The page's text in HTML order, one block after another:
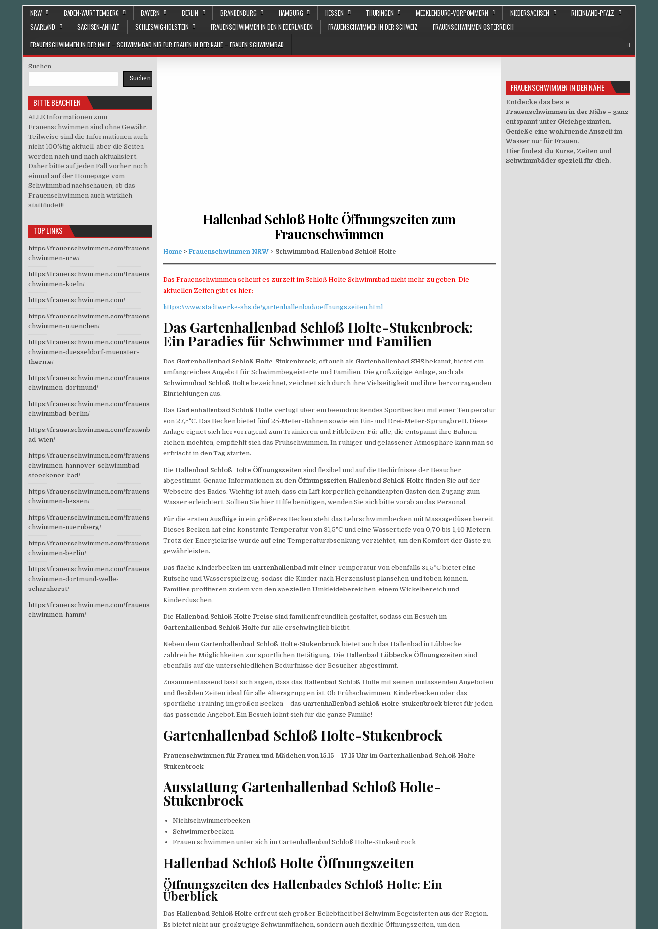
Skip to content
NRW BADEN-WÜRTTEMBERG BAYERN BERLIN BRANDENBURG HAMBURG HESSEN THÜRINGEN MECKLENBURG-VORPOMMERN NIEDERSACHSEN
RHEINLAND-PFALZ
SAARLAND
SACHSEN-ANHALT SCHLESWIG-HOLSTEIN FRAUENSCHWIMMEN IN DEN NIEDERLANDEN FRAUENSCHWIMMEN IN DER SCHWEIZ
FRAUENSCHWIMMEN ÖSTERREICH
FRAUENSCHWIMMEN IN DER NÄHE – SCHWIMMBAD NIR FÜR FRAUEN IN DER NÄHE – FRAUEN SCHWIMMBAD
Hallenbad Schloß Holte Öffnungszeiten zum
Frauenschwimmen
Home > Frauenschwimmen NRW> Schwimmbad Hallenbad Schloß Holte
Das Frauenschwimmen scheint es zurzeit im Schloß Holte Schwimmbad nicht mehr zu geben. Die
aktuellen Zeiten gibt es hier:
https://www.stadtwerke-shs.de/gartenhallenbad/oeffnungszeiten.html
Das Gartenhallenbad Schloß Holte-Stukenbrock:
Ein Paradies für Schwimmer und Familien
Das Gartenhallenbad Schloß Holte-Stukenbrock, oft auch als Gartenhallenbad SHSbekannt, bietet ein
umfangreiches Angebot für Schwimmbegeisterte und Familien. Die großzügige Anlage, auch als
Schwimmbad Schloß Holte bezeichnet, zeichnet sich durch ihre Vielseitigkeit und ihre hervorragenden
Einrichtungen aus.
Das Gartenhallenbad Schloß Holte verfügt über ein beeindruckendes Sportbecken mit einer Temperatur
von 27,5°C. Das Becken bietet fünf 25-Meter-Bahnen sowie ein Ein- und Drei-Meter-Sprungbrett. Diese
Anlage eignet sich hervorragend zum Trainieren und Fitbleiben. Für alle, die entspannt ihre Bahnen
ziehen möchten, empfiehlt sich das Frühschwimmen. In ruhiger und gelassener Atmosphäre kann man so
erfrischt in den Tag starten.
Die Hallenbad Schloß Holte Öffnungszeitensind flexibel und auf die Bedürfnisse der Besucher
abgestimmt. Genaue Informationen zu den Öffnungszeiten Hallenbad Schloß Holte finden Sie auf der
Webseite des Bades. Wichtig ist auch, dass ein Lift körperlich gehandicapten Gästen den Zugang zum
Wasser erleichtert. Sollten Sie hier Hilfe benötigen, wenden Sie sich bitte vorab an das Personal.
Für die ersten Ausflüge in ein größeres Becken steht das Lehrschwimmbecken mit Massagedüsen bereit.
Dieses Becken hat eine konstante Temperatur von 31,5°C und eine Wassertiefe von 0,70 bis 1,40 Metern.
Trotz der Energiekrise wurde auf eine Temperaturabsenkung verzichtet, um den Komfort der Gäste zu
gewährleisten.
Das flache Kinderbecken im Gartenhallenbadmit einer Temperatur von ebenfalls 31,5°C bietet eine
Rutsche und Wasserspielzeug, sodass die Kinder nach Herzenslust planschen und toben können.
Familien profitieren zudem von den speziellen Umkleidebereichen, einem Wickelbereich und
Kinderduschen.
Die Hallenbad Schloß Holte Preise sind familienfreundlich gestaltet, sodass ein Besuch im
Gartenhallenbad Schloß Holte für alle erschwinglich bleibt.
Neben dem Gartenhallenbad Schloß Holte-Stukenbrockbietet auch das Hallenbad in Lübbecke
zahlreiche Möglichkeiten zur sportlichen Betätigung. Die Hallenbad Lübbecke Öffnungszeitensind
ebenfalls auf die unterschiedlichen Bedürfnisse der Besucher abgestimmt.
Zusammenfassend lässt sich sagen, dass das Hallenbad Schloß Holte mit seinen umfassenden Angeboten
und flexiblen Zeiten ideal für alle Altersgruppen ist. Ob Frühschwimmen, Kinderbecken oder das
sportliche Training im großen Becken – das Gartenhallenbad Schloß Holte-Stukenbrockbietet für jeden
das passende Angebot. Ein Besuch lohnt sich für die ganze Familie!
Gartenhallenbad Schloß Holte-Stukenbrock
Frauenschwimmen für Frauen und Mädchen von 15.15 – 17.15 Uhr im Gartenhallenbad Schloß Holte-
Stukenbrock
Ausstattung Gartenhallenbad Schloß Holte-
Stukenbrock
Nichtschwimmerbecken
Schwimmerbecken
Frauen schwimmen unter sich im Gartenhallenbad Schloß Holte-Stukenbrock
Hallenbad Schloß Holte Öffnungszeiten
Öffnungszeiten des Hallenbades Schloß Holte: Ein
Überblick
Das Hallenbad Schloß Holte erfreut sich großer Beliebtheit bei Schwimm Begeisterten aus der Region.
Es bietet nicht nur großzügige Schwimmflächen, sondern auch flexible Öffnungszeiten, um den
Suchen
Suchen
BITTE BEACHTEN
ALLE Informationen zum
Frauenschwimmen sind ohne Gewähr.
Teilweise sind die Informationen auch
nicht 100%tig aktuell, aber die Seiten
werden nach und nach aktualisiert.
Daher bitte auf jeden Fall vorher noch
einmal auf der Homepage vom
Schwimmbad nachschauen, ob das
Frauenschwimmen auch wirklich
stattfindet!!
TOP LINKS
https://frauenschwimmen.com/frauens
chwimmen-nrw/
https://frauenschwimmen.com/frauens
chwimmen-koeln/
https://frauenschwimmen.com/
https://frauenschwimmen.com/frauens
chwimmen-muenchen/
https://frauenschwimmen.com/frauens
chwimmen-duesseldorf-muenster-
therme/
https://frauenschwimmen.com/frauens
chwimmen-dortmund/
https://frauenschwimmen.com/frauens
chwimmbad-berlin/
https://frauenschwimmen.com/frauenb
ad-wien/
https://frauenschwimmen.com/frauens
chwimmen-hannover-schwimmbad-
stoeckener-bad/
https://frauenschwimmen.com/frauens
chwimmen-hessen/
https://frauenschwimmen.com/frauens
chwimmen-nuernberg/
https://frauenschwimmen.com/frauens
chwimmen-berlin/
https://frauenschwimmen.com/frauens
chwimmen-dortmund-welle-
scharnhorst/
https://frauenschwimmen.com/frauens
chwimmen-hamm/
FRAUENSCHWIMMEN IN DER NÄHE
Entdecke das beste
Frauenschwimmen in der Nähe – ganz
entspannt unter Gleichgesinnten.
Genieße eine wohltuende Auszeit im
Wasser nur für Frauen.
Hier findest du Kurse, Zeiten und
Schwimmbäder speziell für dich.